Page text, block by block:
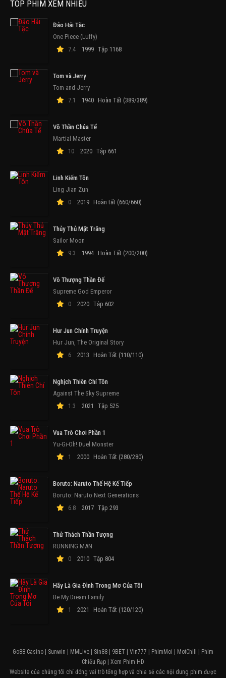
TOP PHIM XEM NHIỀU
Đảo Hải Tặc
One Piece (Luffy)
7.4
1999 Tập 1168
Tom và Jerry
Tom and Jerry
7.1
1940 Hoàn Tất (389/389)
Võ Thần Chúa Tể
Martial Master
10
2020 Tập 661
Linh Kiếm Tôn
Ling Jian Zun
0
2019 Hoàn tất (660/660)
Thủy Thủ Mặt Trăng
Sailor Moon
9.3
1994 Hoàn Tất (200/200)
Vô Thượng Thần Đế
Supreme God Emperor
0
2020 Tập 602
Hur Jun Chính Truyện
Hur Jun, The Original Story
6
2013 Hoàn Tất (110/110)
Nghịch Thiên Chí Tôn
Against The Sky Supreme
1.3
2021 Tập 525
Vua Trò Chơi Phần 1
Yu-Gi-Oh! Duel Monster
1
2000 Hoàn Tất (280/280)
Boruto: Naruto Thế Hệ Kế Tiếp
Boruto: Naruto Next Generations
6.8
2017 Tập 293
Thử Thách Thần Tượng
RUNNING MAN
0
2010 Tập 804
Hãy Là Gia Đình Trong Mơ Của Tôi
Be My Dream Family
1
2021 Hoàn Tất (120/120)
Go88 Casino | Sunwin | MMLive | Sin88 | 9BET | Vin777 | PhimMoi | MotChill | Phim
Chiếu Rạp | Xem Phim HD
Website của chúng tôi chỉ đóng vai trò tổng hợp và chia sẻ các nội dung phim được